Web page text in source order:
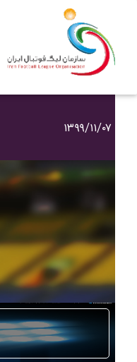
۱۳۹۹/۱۱/۰۷